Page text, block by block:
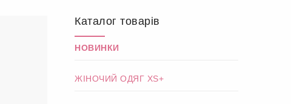
Каталог товарів
НОВИНКИ
ЖІНОЧИЙ ОДЯГ XS+